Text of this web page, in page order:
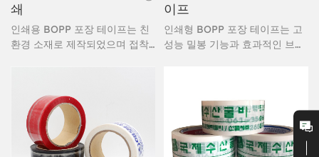
쇄
인쇄용 BOPP 포장 테이프는 친
환경 소재로 제작되었으며 접착
이프
인쇄형 BOPP 포장 테이프는 고
성능 밀봉 기능과 효과적인 브랜
한 테이프는 모든 배송물에 회사
로고, 연락처 정보 또는 홍보 메
시지를 표시하는 동시에 탁월한
밀봉 보안을 제공하도록 설계되